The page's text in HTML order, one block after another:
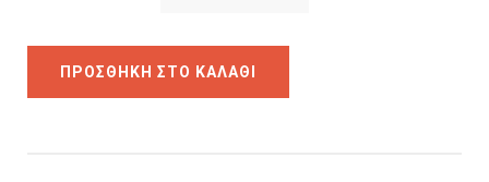
ΠΡΟΣΘΉΚΗ ΣΤΟ ΚΑΛΆΘΙ